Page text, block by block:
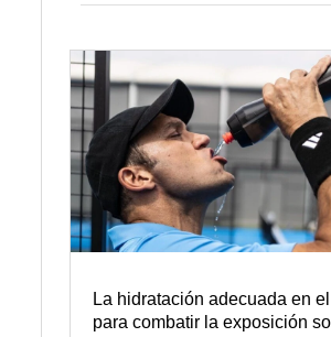
La hidratación adecuada en el
para combatir la exposición